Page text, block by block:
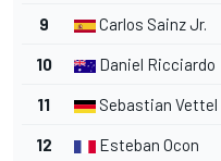
9 Carlos Sainz Jr.
10 Daniel Ricciardo
11 Sebastian Vettel
12 Esteban Ocon